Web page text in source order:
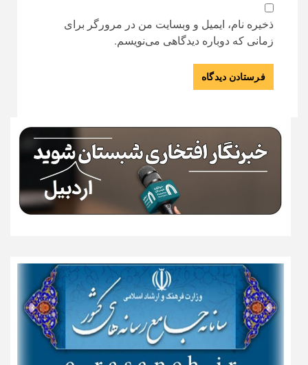
ذخیره نام، ایمیل و وبسایت من در مرورگر برای
زمانی که دوباره دیدگاهی می‌نویسم.